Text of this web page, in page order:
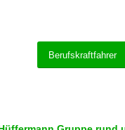
Berufskraftfahrer